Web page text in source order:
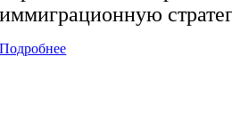
иммиграционную
Подробнее